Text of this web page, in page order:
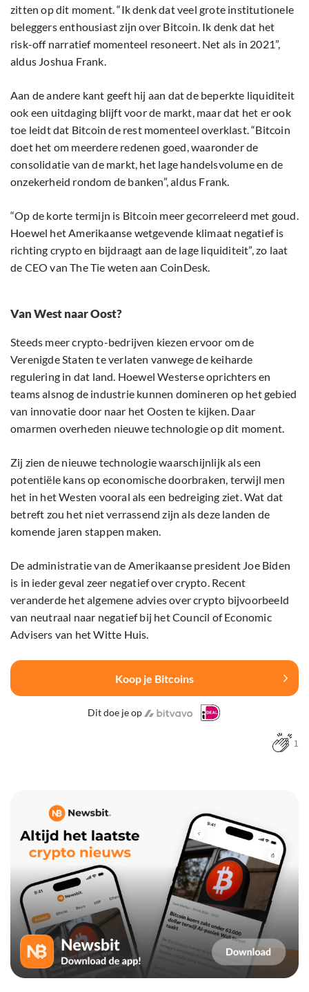
zitten op dit moment. “Ik denk dat veel grote institutionele
beleggers enthousiast zijn over Bitcoin. Ik denk dat het
risk-off narratief momenteel resoneert. Net als in 2021”,
aldus Joshua Frank.
Aan de andere kant geeft hij aan dat de beperkte liquiditeit
ook een uitdaging blijft voor de markt, maar dat het er ook
toe leidt dat Bitcoin de rest momenteel overklast. “Bitcoin
doet het om meerdere redenen goed, waaronder de
consolidatie van de markt, het lage handelsvolume en de
onzekerheid rondom de banken”, aldus Frank.
“Op de korte termijn is Bitcoin meer gecorreleerd met goud.
Hoewel het Amerikaanse wetgevende klimaat negatief is
richting crypto en bijdraagt aan de lage liquiditeit”, zo laat
de CEO van The Tie weten aan CoinDesk.
Van West naar Oost?
Steeds meer crypto-bedrijven kiezen ervoor om de
Verenigde Staten te verlaten vanwege de keiharde
regulering in dat land. Hoewel Westerse oprichters en
teams alsnog de industrie kunnen domineren op het gebied
van innovatie door naar het Oosten te kijken. Daar
omarmen overheden nieuwe technologie op dit moment.
Zij zien de nieuwe technologie waarschijnlijk als een
potentiële kans op economische doorbraken, terwijl men
het in het Westen vooral als een bedreiging ziet. Wat dat
betreft zou het niet verrassend zijn als deze landen de
komende jaren stappen maken.
De administratie van de Amerikaanse president Joe Biden
is in ieder geval zeer negatief over crypto. Recent
veranderde het algemene advies over crypto bijvoorbeeld
van neutraal naar negatief bij het Council of Economic
Advisers van het Witte Huis.
Koop je Bitcoins
Dit doe je op
1